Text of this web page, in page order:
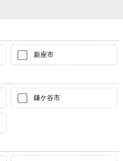
新座市
鎌ケ谷市